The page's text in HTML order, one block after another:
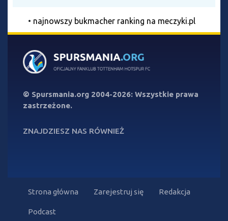
• najnowszy bukmacher ranking na meczyki.pl
© Spursmania.org 2004-2026: Wszystkie prawa
zastrzeżone.
ZNAJDZIESZ NAS RÓWNIEŻ
Strona główna Zarejestruj się Redakcja
Podcast